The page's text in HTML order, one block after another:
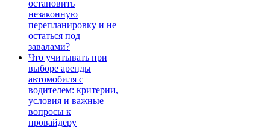
остановить
незаконную
перепланировку и не
остаться под
завалами?
Что учитывать при
выборе аренды
автомобиля с
водителем: критерии,
условия и важные
вопросы к
провайдеру